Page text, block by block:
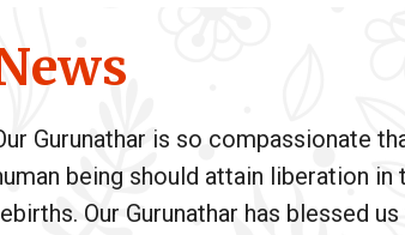
Gurunathar is so compassionate
being should attain liberation in
Our Gurunathar has blessed